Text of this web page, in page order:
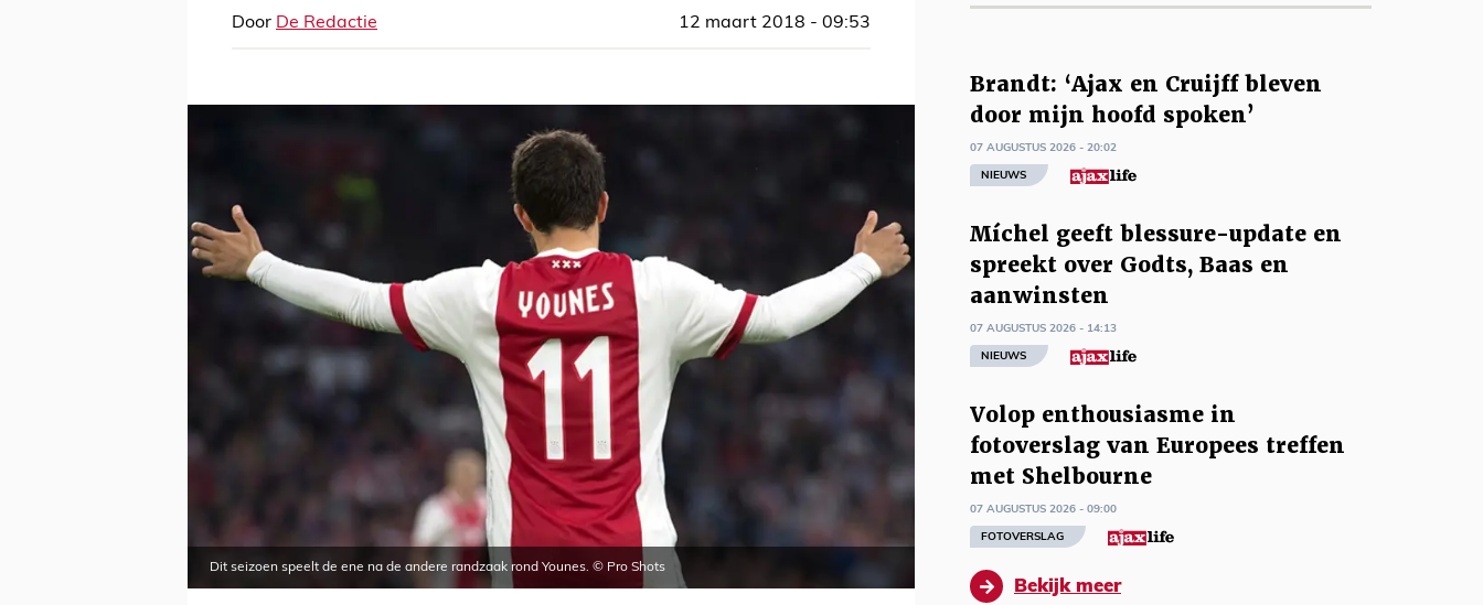
Door De Redactie 12 maart 2018 - 09:53
Dit seizoen speelt de ene na de andere randzaak rond Younes. © Pro Shots
Brandt: ‘Ajax en Cruijff bleven
door mijn hoofd spoken’
07 AUGUSTUS 2026 - 20:02
NIEUWS
Míchel geeft blessure-update en
spreekt over Godts, Baas en
aanwinsten
07 AUGUSTUS 2026 - 14:13
NIEUWS
Volop enthousiasme in
fotoverslag van Europees treffen
met Shelbourne
07 AUGUSTUS 2026 - 09:00
FOTOVERSLAG
Bekijk meer